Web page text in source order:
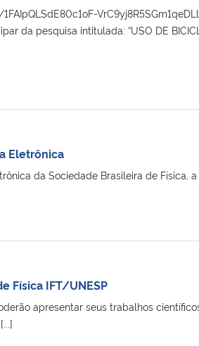
da pesquisa intitulada: “USO DE
Eletrônica
da Sociedade Brasileira de Física,
Física IFT/UNESP
apresentar seus trabalhos